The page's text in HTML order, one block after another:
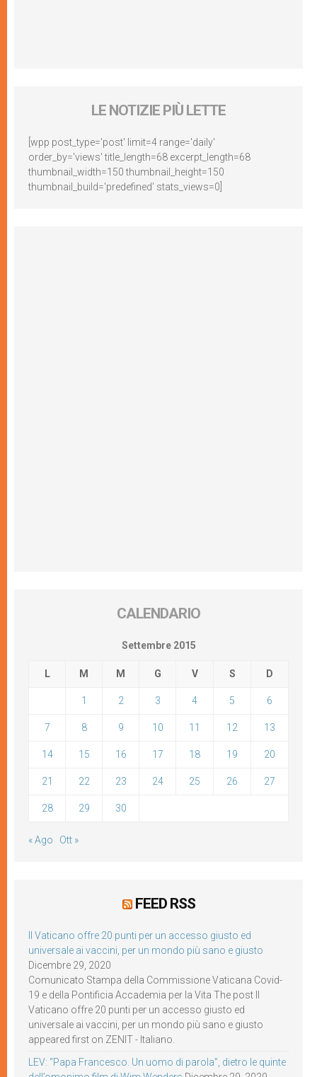
LE NOTIZIE PIÙ LETTE
[wpp post_type='post' limit=4 range='daily'
order_by='views' title_length=68 excerpt_length=68
thumbnail_width=150 thumbnail_height=150
thumbnail_build='predefined' stats_views=0]
CALENDARIO
Settembre 2015
L M M G V S D
1 2 3 4 5 6
7 8 9 10 11 12 13
14 15 16 17 18 19 20
21 22 23 24 25 26 27
28 29 30
« Ago Ott »
FEED RSS
Il Vaticano offre 20 punti per un accesso giusto ed
universale ai vaccini, per un mondo più sano e giusto
Dicembre 29, 2020
Comunicato Stampa della Commissione Vaticana Covid-
19 e della Pontificia Accademia per la Vita The post Il
Vaticano offre 20 punti per un accesso giusto ed
universale ai vaccini, per un mondo più sano e giusto
appeared first on ZENIT - Italiano.
LEV: “Papa Francesco. Un uomo di parola”, dietro le quinte